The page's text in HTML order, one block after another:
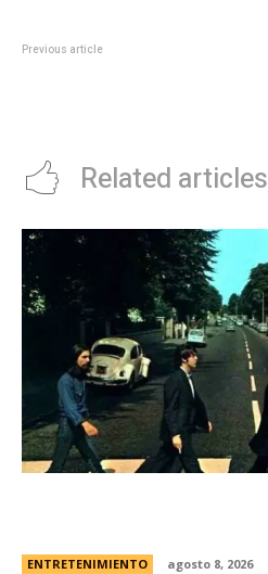
Previous article
Related articles
ENTRETENIMIENTO agosto 8, 2026